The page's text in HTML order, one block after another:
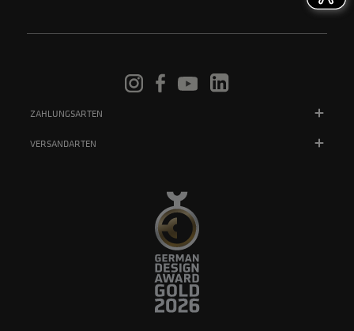
ZAHLUNGSARTEN
VERSANDARTEN